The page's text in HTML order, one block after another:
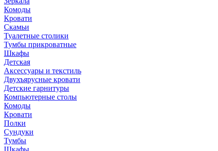
Комоды
Кровати
Скамьи
Туалетные столики
Тумбы прикроватные
Шкафы
Детская
Аксессуары и текстиль
Двухъярусные кровати
Детские гарнитуры
Компьютерные столы
Комоды
Кровати
Полки
Сундуки
Тумбы
Шкафы